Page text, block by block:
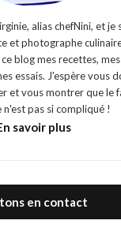
alias chefNini, et je
et photographe
blog mes recettes, mes
essais. J'espère vous
et vous montrer que le
n'est pas si compliqué !
savoir plus
en contact